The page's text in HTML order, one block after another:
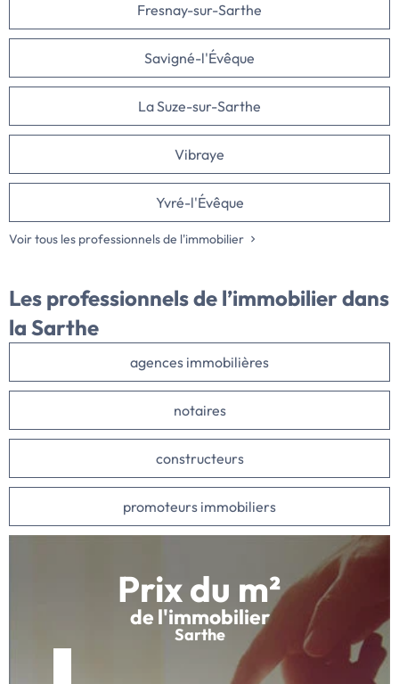
Fresnay-sur-Sarthe
Savigné-l'Évêque
La Suze-sur-Sarthe
Vibraye
Yvré-l'Évêque
Voir tous les professionnels de l'immobilier
Les professionnels de l’immobilier dans
la Sarthe
agences immobilières
notaires
constructeurs
promoteurs immobiliers
Prix du m²
de l'immobilier
Sarthe